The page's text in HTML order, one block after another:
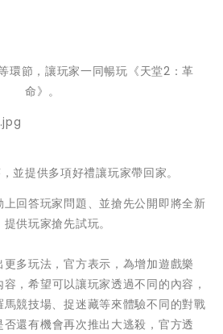
環節，讓玩家一同暢玩《天堂2：革
命》。
並提供多項好禮讓玩家帶回家。
回答玩家問題、並搶先公開即將全新
供玩家搶先試玩。
多玩法，官方表示，為增加遊戲樂
，希望可以讓玩家透過不同的內容，
馬競技場、捉迷藏等來體驗不同的對戰
還有機會再次推出大逃殺，官方透